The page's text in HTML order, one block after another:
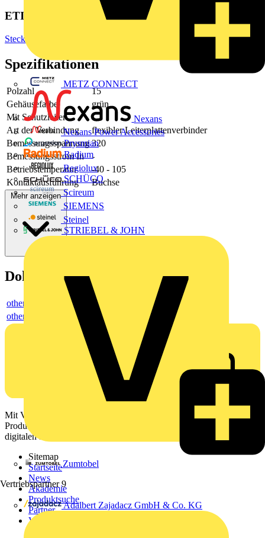
METZ CONNECT
Nexans
Nexans Power Accessories
Prysmian
Radium
Regiolux
SCHÜCO
Scireum
SIEMENS
Steinel
STRIEBEL & JOHN
Zumtobel
Vertriebspartner 9
Adalbert Zajadacz GmbH & Co. KG
ETIM Group
Steckverbinder
Spezifikationen
Polzahl
15
Gehäusefarbe
grün
Mit Schutzleiter
-
Art der Verbindung
flexibler Leiterplattenverbinder
Bemessungsspannung 320
Bemessungsstrom In
-
Betriebstemperatur
-40 - 105
Kontaktausführung
Buchse
Mehr anzeigen
Dokumente
others
others
Mit Voltimum erhalten Elektrofachkräfte Zugang zu Branchennews,
Produktinformationen, Schulungen und Tools – alles auf einer
digitalen Plattform und Community.
Sitemap
Startseite
News
Akademie
Produktsuche
Partner
Voltimum+